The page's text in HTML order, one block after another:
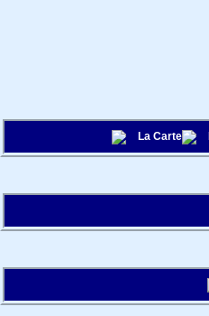
La Carte